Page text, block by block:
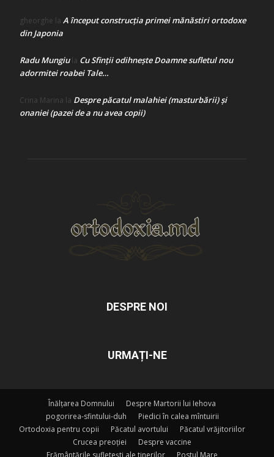
gheorghe la A început construcţia primei mănăstiri ortodoxe
din Japonia
Radu Mungiula Cu Sfinții odihnește Doamne sufletul nou
adormitei roabei Tale…
Crina Marina la Despre păcatul malahiei (masturbării) şi
onaniei (pazei de a nu avea copii)
DESPRE NOI
URMAȚI-NE
Înălțarea Domnului
Despre Martorii lui Iehova
pogorirea-sfintului-duh
Piedici în calea mîntuirii
Ortodoxia pentru copii
Păcatul avortului
Păcatul vrăjitoriilor
Crucea preoției
Despre vaccine